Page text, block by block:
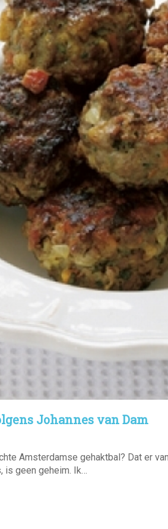
Johannes van Dam
Amsterdamse gehaktbal? Dat er
is geen geheim. Ik…